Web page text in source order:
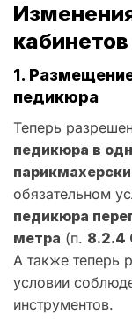
1.
педикюра
Теперь
педикюра в
обязательном
педикюра
метра (п. 8.2.4
А также теперь
условии
инструментов.